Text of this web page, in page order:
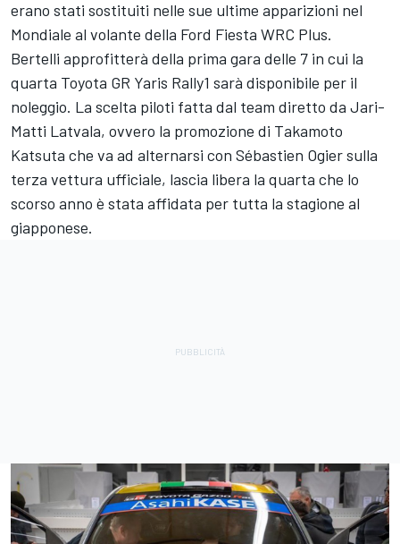
erano stati sostituiti nelle sue ultime apparizioni nel
Mondiale al volante della Ford Fiesta WRC Plus.
Bertelli approfitterà della prima gara delle 7 in cui la
quarta Toyota GR Yaris Rally1 sarà disponibile per il
noleggio. La scelta piloti fatta dal team diretto da Jari-
Matti Latvala, ovvero la promozione di Takamoto
Katsuta che va ad alternarsi con Sébastien Ogiersulla
terza vettura ufficiale, lascia libera la quarta che lo
scorso anno è stata affidata per tutta la stagione al
giapponese.